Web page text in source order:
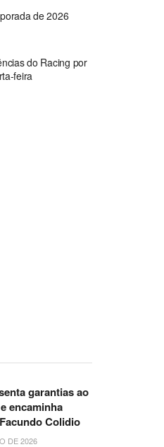
de 2026
do Racing por
feira
garantias ao
encaminha
Colidio
DE 2026